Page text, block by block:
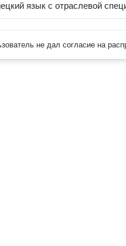
язык с отраслевой
не дал согласие на